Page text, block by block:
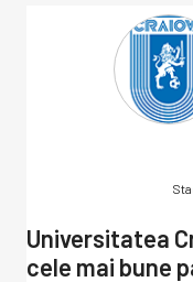
Universitatea
cele mai bune